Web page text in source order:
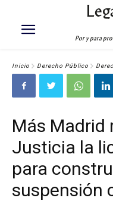
Por y para
Inicio Derecho Público
Más Madrid
Justicia la
para
suspensión